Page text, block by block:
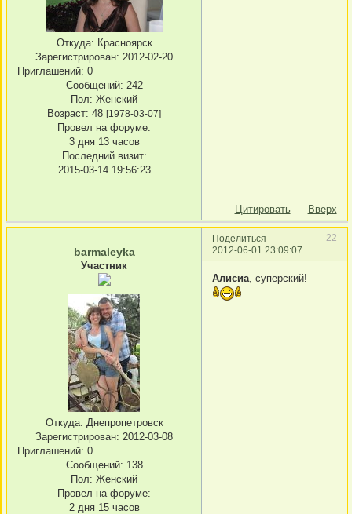
Откуда: Красноярск
Зарегистрирован: 2012-02-20
Приглашений: 0
Сообщений: 242
Пол: Женский
Возраст: 48 [1978-03-07]
Провел на форуме:
3 дня 13 часов
Последний визит:
2015-03-14 19:56:23
Цитировать Вверх
Поделиться
22
2012-06-01 23:09:07
barmaleyka
Участник
Откуда: Днепропетровск
Зарегистрирован: 2012-03-08
Приглашений: 0
Сообщений: 138
Пол: Женский
Провел на форуме:
2 дня 15 часов
Алисиа , суперский!